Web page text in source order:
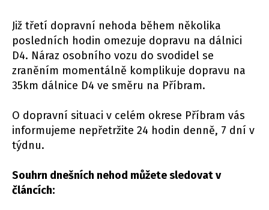
Již třetí dopravní nehoda během několika
posledních hodin omezuje dopravu na dálnici
D4. Náraz osobního vozu do svodidel se
zraněním momentálně komplikuje dopravu na
35km dálnice D4 ve směru na Příbram.
O dopravní situaci v celém okrese Příbram vás
informujeme nepřetržite 24 hodin denně, 7 dní v
týdnu.
Souhrn dnešních nehod můžete sledovat v
článcích: